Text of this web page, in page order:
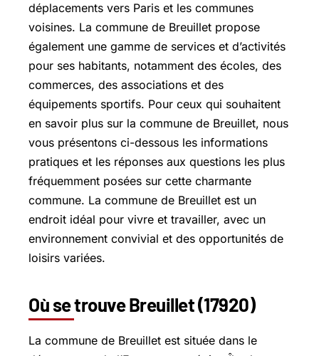
déplacements vers Paris et les communes
voisines. La commune de Breuillet propose
également une gamme de services et d’activités
pour ses habitants, notamment des écoles, des
commerces, des associations et des
équipements sportifs. Pour ceux qui souhaitent
en savoir plus sur la commune de Breuillet, nous
vous présentons ci-dessous les informations
pratiques et les réponses aux questions les plus
fréquemment posées sur cette charmante
commune. La commune de Breuillet est un
endroit idéal pour vivre et travailler, avec un
environnement convivial et des opportunités de
loisirs variées.
Où se trouve Breuillet (17920)
La commune de Breuillet est située dans le